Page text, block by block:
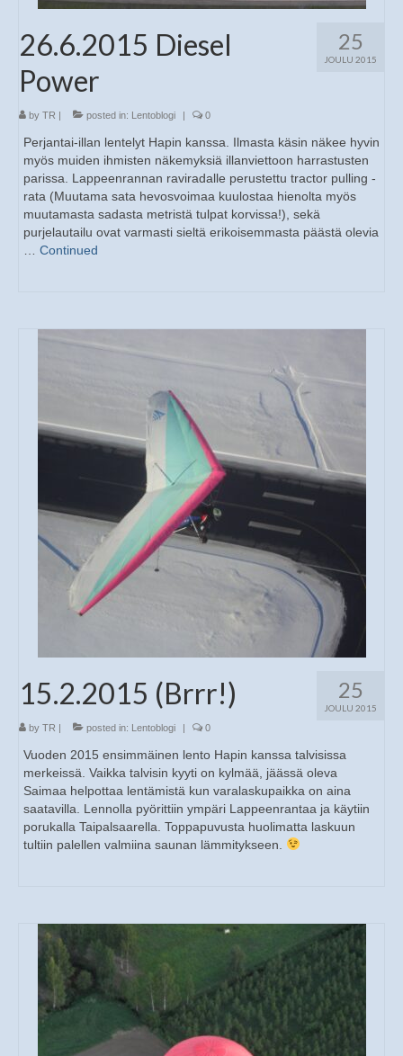
25
JOULU 2015
26.6.2015 Diesel
Power
by TR | posted in: Lentoblogi | 0
Perjantai-illan lentelyt Hapin kanssa. Ilmasta käsin näkee hyvin
myös muiden ihmisten näkemyksiä illanviettoon harrastusten
parissa. Lappeenrannan raviradalle perustettu tractor pulling -
rata (Muutama sata hevosvoimaa kuulostaa hienolta myös
muutamasta sadasta metristä tulpat korvissa!), sekä
purjelautailu ovat varmasti sieltä erikoisemmasta päästä olevia
Continued
25
JOULU 2015
15.2.2015 (Brrr!)
by TR | posted in: Lentoblogi | 0
Vuoden 2015 ensimmäinen lento Hapin kanssa talvisissa
merkeissä. Vaikka talvisin kyyti on kylmää, jäässä oleva
Saimaa helpottaa lentämistä kun varalaskupaikka on aina
saatavilla. Lennolla pyörittiin ympäri Lappeenrantaa ja käytiin
porukalla Taipalsaarella. Toppapuvusta huolimatta laskuun
tultiin palellen valmiina saunan lämmitykseen.